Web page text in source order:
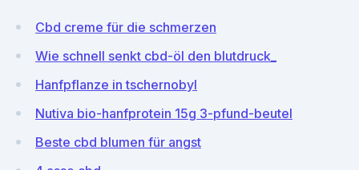
Cbd creme für die schmerzen
Wie schnell senkt cbd-öl den blutdruck_
Hanfpflanze in tschernobyl
Nutiva bio-hanfprotein 15g 3-pfund-beutel
Beste cbd blumen für angst